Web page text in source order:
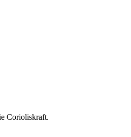
Corioliskraft.